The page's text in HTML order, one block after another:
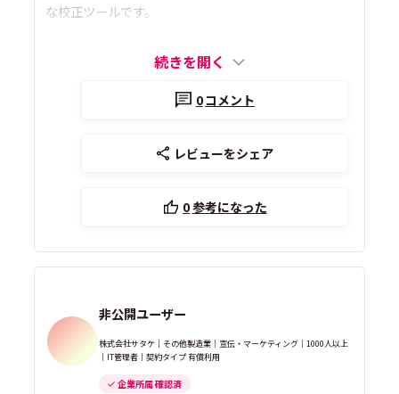
な校正ツールです。
続きを開く
0コメント
レビューをシェア
0参考になった
非公開ユーザー
株式会社サタケ｜その他製造業｜宣伝・マーケティング｜1000人以上
｜IT管理者｜契約タイプ 有償利用
企業所属 確認済